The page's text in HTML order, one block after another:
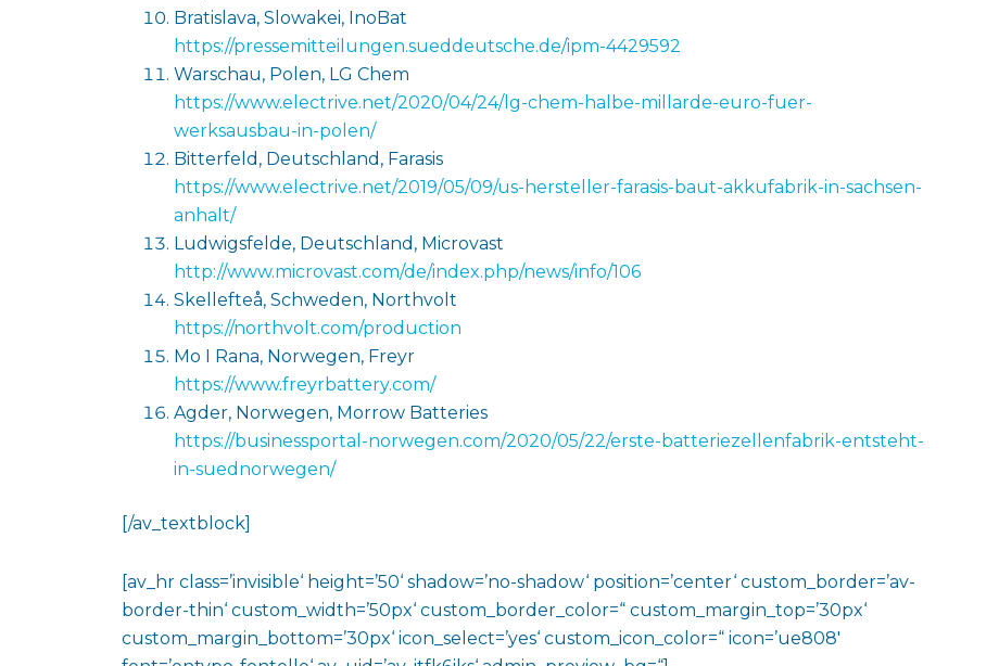
Bratislava, Slowakei, InoBat
https://pressemitteilungen.sueddeutsche.de/ipm-4429592
Warschau, Polen, LG Chem
https://www.electrive.net/2020/04/24/lg-chem-halbe-millarde-euro-fuer-
werksausbau-in-polen/
Bitterfeld, Deutschland, Farasis
https://www.electrive.net/2019/05/09/us-hersteller-farasis-baut-akkufabrik-in-sachsen-
anhalt/
Ludwigsfelde, Deutschland, Microvast
http://www.microvast.com/de/index.php/news/info/106
Skellefteå, Schweden, Northvolt
https://northvolt.com/production
Mo I Rana, Norwegen, Freyr
https://www.freyrbattery.com/
Agder, Norwegen, Morrow Batteries
https://businessportal-norwegen.com/2020/05/22/erste-batteriezellenfabrik-entsteht-
in-suednorwegen/
[/av_textblock]
[av_hr class=’invisible‘ height=’50‘ shadow=’no-shadow‘ position=’center‘ custom_border=’av-
border-thin‘ custom_width=’50px‘ custom_border_color=“ custom_margin_top=’30px‘
custom_margin_bottom=’30px‘ icon_select=’yes‘ custom_icon_color=“ icon=’ue808′